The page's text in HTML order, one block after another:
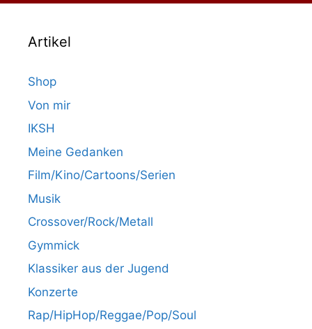
Artikel
Shop
Von mir
IKSH
Meine Gedanken
Film/Kino/Cartoons/Serien
Musik
Crossover/Rock/Metall
Gymmick
Klassiker aus der Jugend
Konzerte
Rap/HipHop/Reggae/Pop/Soul